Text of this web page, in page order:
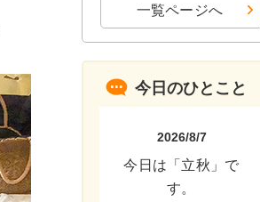
一覧ページへ
今日のひとこと
2026/8/7
今日は「立秋」で
す。